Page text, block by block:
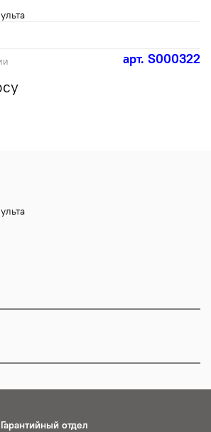
арт. S000322
Гарантийный отдел